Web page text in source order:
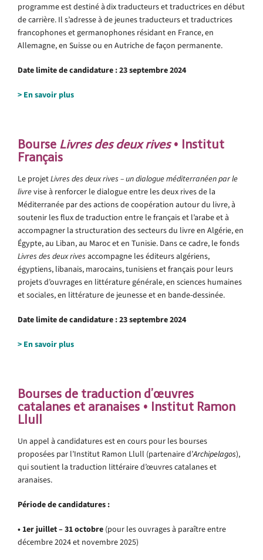
programme est destiné à dix traducteurs et traductrices en début
de carrière. Il s’adresse à de jeunes traducteurs et traductrices
francophones et germanophones résidant en France, en
Allemagne, en Suisse ou en Autriche de façon permanente.
Date limite de candidature : 23 septembre 2024
> En savoir plus
Bourse Livres des deux rives• Institut
Français
Le projetLivres des deux rives – un dialogue méditerranéen par le
livrevise à renforcer le dialogue entre les deux rives de la
Méditerranée par des actions de coopération autour du livre, à
soutenir les flux de traduction entre le français et l’arabe et à
accompagner la structuration des secteurs du livre en Algérie, en
Égypte, au Liban, au Maroc et en Tunisie. Dans ce cadre, le fonds
Livres des deux rives accompagne les éditeurs algériens,
égyptiens, libanais, marocains, tunisiens et français pour leurs
projets d’ouvrages en littérature générale, en sciences humaines
et sociales, en littérature de jeunesse et en bande-dessinée.
Date limite de candidature : 23 septembre 2024
> En savoir plus
Bourses de traduction d’œuvres
catalanes et aranaises • Institut Ramon
Llull
Un appel à candidatures est en cours pour les bourses
proposées par l’Institut Ramon Llull (partenaire d’Archipelagos),
qui soutient la traduction littéraire d’œuvres catalanes et
aranaises.
Période de candidatures :
• 1er juillet – 31 octobre (pour les ouvrages à paraître entre
décembre 2024 et novembre 2025)